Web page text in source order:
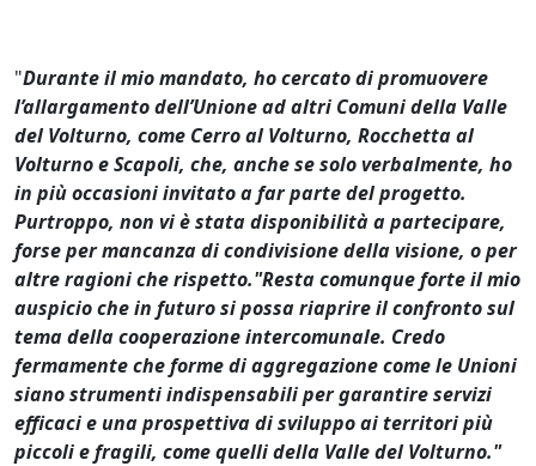
"Durante il mio mandato, ho cercato di promuovere
l’allargamento dell’Unione ad altri Comuni della Valle
del Volturno, come Cerro al Volturno, Rocchetta al
Volturno e Scapoli, che, anche se solo verbalmente, ho
in più occasioni invitato a far parte del progetto.
Purtroppo, non vi è stata disponibilità a partecipare,
forse per mancanza di condivisione della visione, o per
altre ragioni che rispetto."Resta comunque forte il mio
auspicio che in futuro si possa riaprire il confronto sul
tema della cooperazione intercomunale. Credo
fermamente che forme di aggregazione come le Unioni
siano strumenti indispensabili per garantire servizi
efficaci e una prospettiva di sviluppo ai territori più
piccoli e fragili, come quelli della Valle del Volturno."